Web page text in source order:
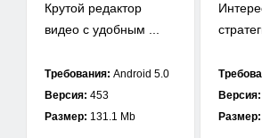
Крутой редактор
видео с удобным ...
Требования: Android 5.0
Версия: 453
Размер: 131.1 Mb
Версия:
Размер: